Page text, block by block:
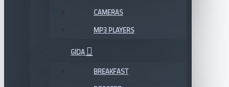
CAMERAS
MP3 PLAYERS
GIDA
BREAKFAST